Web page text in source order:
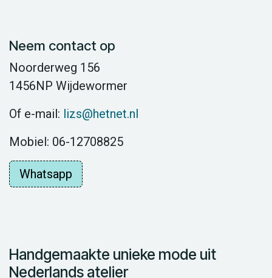
Neem contact op
Noorderweg 156
1456NP Wijdewormer
Of e-mail: lizs@hetnet.nl
Mobiel: 06-12708825
Whatsapp
Handgemaakte unieke mode uit
Nederlands atelier